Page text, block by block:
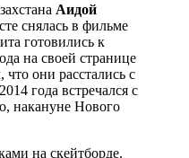
Аидой
снялась в фильме
готовились к
на своей странице
они расстались с
года встречался с
накануне Нового
на скейтборде.